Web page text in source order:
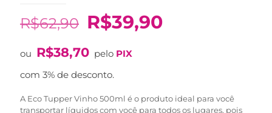
R$62,90 O
original
era:
R$62,90.
R$39,90O
R$39,90.
ou R$38,70 pelo PIX
com 3% de desconto.
A Eco Tupper Vinho 500ml é o produto ideal para você
transportar líquidos com você para todos os lugares, pois